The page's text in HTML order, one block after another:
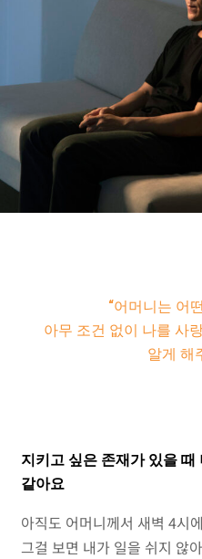
“어머니는 어
아무 조건 없이 나를 사
알게 해
지키고 싶은 존재가 있을 때
같아요
아직도 어머니께서 새벽 4시
그걸 보면 내가 일을 쉬지 않